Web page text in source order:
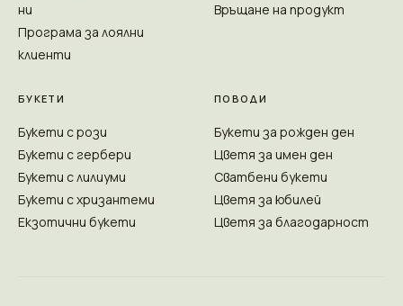
ни
Програма за лоялни
клиенти
Връщане на продукт
БУКЕТИ
Букети с рози
Букети с гербери
Букети с лилиуми
Букети с хризантеми
Екзотични букети
ПОВОДИ
Букети за рожден ден
Цветя за имен ден
Сватбени букети
Цветя за юбилей
Цветя за благодарност